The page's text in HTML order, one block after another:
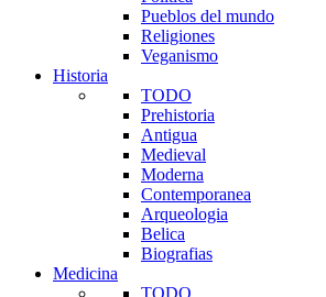
Pueblos del mundo
Religiones
Veganismo
Historia
TODO
Prehistoria
Antigua
Medieval
Moderna
Contemporanea
Arqueologia
Belica
Biografias
Medicina
TODO